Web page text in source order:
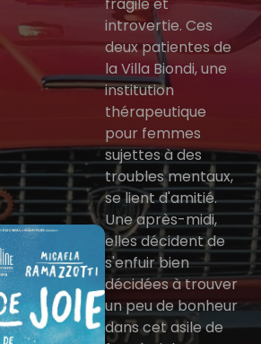
fragile et
introvertie. Ces
deux patientes de
la Villa Biondi, une
institution
thérapeutique
pour femmes
sujettes à des
troubles mentaux,
se lient d'amitié.
Une après-midi,
elles décident de
s'enfuir bien
décidées à trouver
un peu de bonheur
dans cet asile de